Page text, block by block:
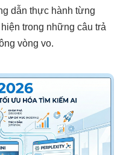
dẫn thực hành từng
trong những câu trả
vòng vo.